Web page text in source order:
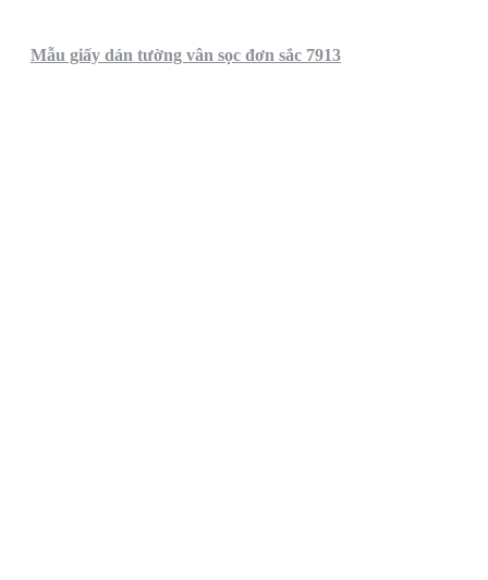
Mẫu giấy dán tường vân sọc đơn sắc 7913